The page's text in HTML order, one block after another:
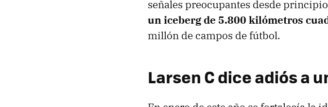
señales preocupantes desde
un iceberg de 5.800 kilómetros
millón de campos de fútbol.
Larsen C dice adiós a